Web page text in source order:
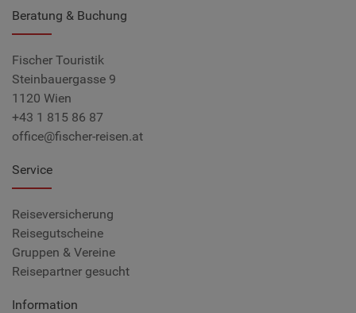
Beratung & Buchung
Fischer Touristik
Steinbauergasse 9
1120 Wien
+43 1 815 86 87
office@fischer-reisen.at
Service
Reiseversicherung
Reisegutscheine
Gruppen & Vereine
Reisepartner gesucht
Information